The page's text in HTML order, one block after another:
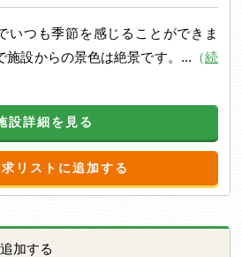
いつも季節を感じることができま
施設からの景色は絶景です。... （続
設詳細を見る
リストに追加する
加する